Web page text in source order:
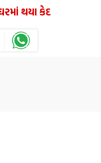
થયા કેદ